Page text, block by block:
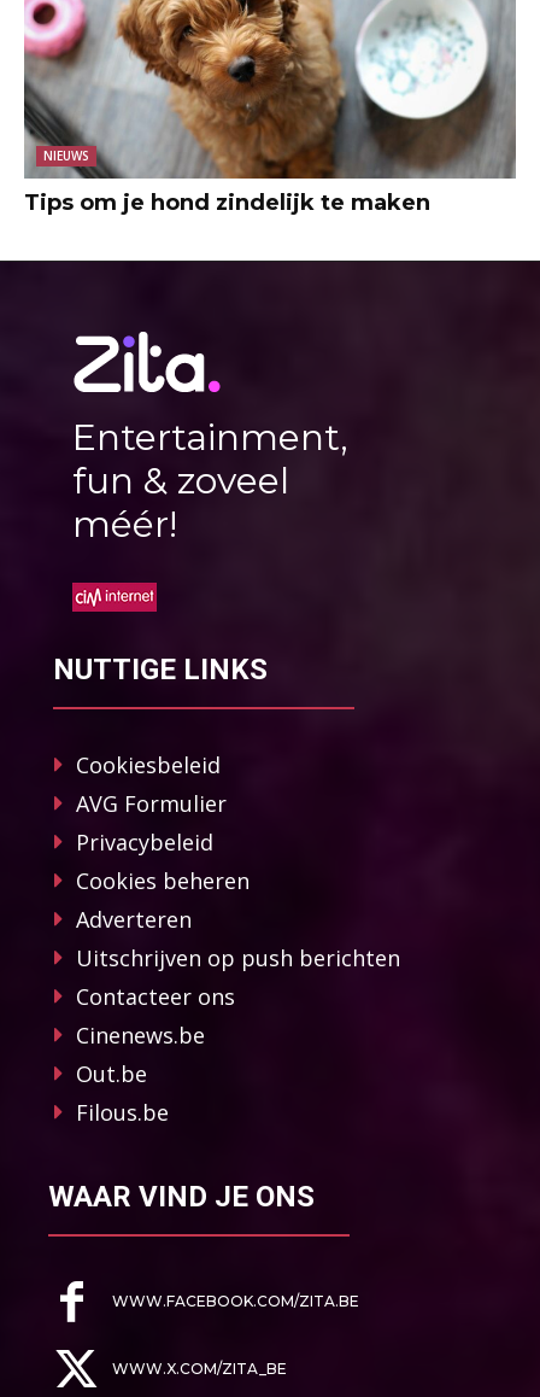
NIEUWS
Tips om je hond zindelijk te maken
Entertainment,
fun & zoveel
méér!
NUTTIGE LINKS
Cookiesbeleid
AVG Formulier
Privacybeleid
Cookies beheren
Adverteren
Uitschrijven op push berichten
Contacteer ons
Cinenews.be
Out.be
Filous.be
WAAR VIND JE ONS
WWW.FACEBOOK.COM/ZITA.BE
WWW.X.COM/ZITA_BE